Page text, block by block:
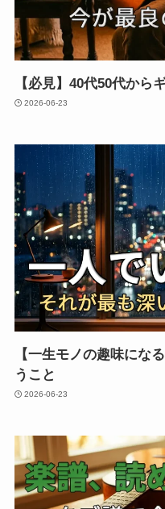
【必見】40代50代から
2026-06-23
【一生モノの趣味にな
うこと
2026-06-23